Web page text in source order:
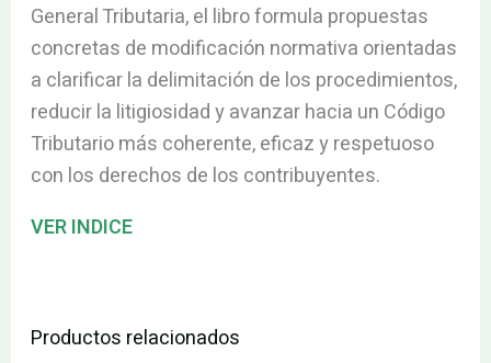
General Tributaria, el libro formula propuestas
concretas de modificación normativa orientadas
a clarificar la delimitación de los procedimientos,
reducir la litigiosidad y avanzar hacia un Código
Tributario más coherente, eficaz y respetuoso
con los derechos de los contribuyentes.
VER INDICE
Productos relacionados